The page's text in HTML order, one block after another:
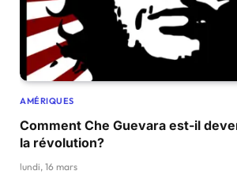
AMÉRIQUES
Comment Che Guevara est-il
la révolution?
lundi, 16 mars